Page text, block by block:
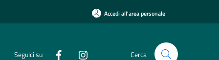
Accedi all'area personale
Seguici su Cerca